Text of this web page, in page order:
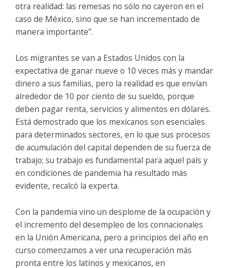
otra realidad: las remesas no sólo no cayeron en el
caso de México, sino que se han incrementado de
manera importante”.
Los migrantes se van a Estados Unidos con la
expectativa de ganar nueve o 10 veces más y mandar
dinero a sus familias, pero la realidad es que envían
alrededor de 10 por ciento de su sueldo, porque
deben pagar renta, servicios y alimentos en dólares.
Está demostrado que los mexicanos son esenciales
para determinados sectores, en lo que sus procesos
de acumulación del capital dependen de su fuerza de
trabajo; su trabajo es fundamental para aquel país y
en condiciones de pandemia ha resultado más
evidente, recalcó la experta.
Con la pandemia vino un desplome de la ocupación y
el incremento del desempleo de los connacionales
en la Unión Americana, pero a principios del año en
curso comenzamos a ver una recuperación más
pronta entre los latinos y mexicanos, en